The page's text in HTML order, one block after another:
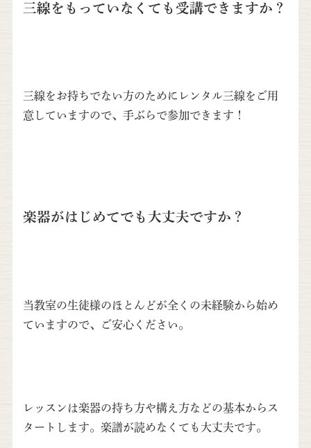
三線をもっていなくても受講できますか？
三線をお持ちでない方のためにレンタル三線をご用
意していますので、手ぶらで参加できます！
楽器がはじめてでも大丈夫ですか？
当教室の生徒様のほとんどが全くの未経験から始め
ていますので、ご安心ください。
レッスンは楽器の持ち方や構え方などの基本からス
タートします。楽譜が読めなくても大丈夫です。